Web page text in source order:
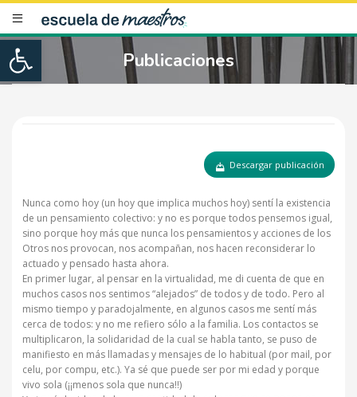
Open toolbar Publicaciones
Descargar publicación
Nunca como hoy (un hoy que implica muchos hoy) sentí la existencia
de un pensamiento colectivo: y no es porque todos pensemos igual,
sino porque hoy más que nunca los pensamientos y acciones de los
Otros nos provocan, nos acompañan, nos hacen reconsiderar lo
actuado y pensado hasta ahora.
En primer lugar, al pensar en la virtualidad, me di cuenta de que en
muchos casos nos sentimos “alejados” de todos y de todo. Pero al
mismo tiempo y paradojalmente, en algunos casos me sentí más
cerca de todos: y no me refiero sólo a la familia. Los contactos se
multiplicaron, la solidaridad de la cual se habla tanto, se puso de
manifiesto en más llamadas y mensajes de lo habitual (por mail, por
celu, por compu, etc.). Ya sé que puede ser por mi edad y porque
vivo sola (¡¡menos sola que nunca!!)